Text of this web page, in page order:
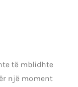
të mblidhte
një moment